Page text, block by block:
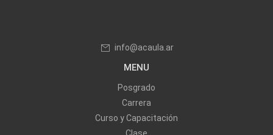
info@acaula.ar
MENU
Posgrado
Carrera
Curso y Capacitación